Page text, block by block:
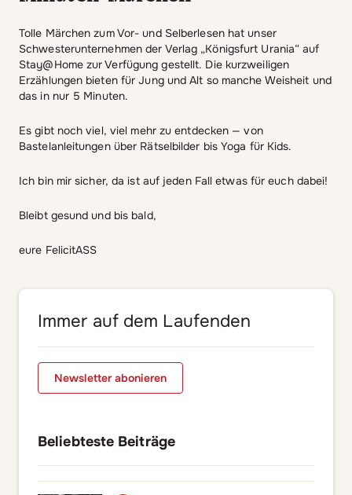
Tolle Märchen zum Vor- und Selberlesen hat unser
Schwesterunternehmen der Verlag „Königsfurt Urania“ auf
Stay@Home zur Verfügung gestellt. Die kurzweiligen
Erzählungen bieten für Jung und Alt so manche Weisheit und
das in nur 5 Minuten.
Es gibt noch viel, viel mehr zu entdecken — von
Bastelanleitungen über Rätselbilder bis Yoga für Kids.
Ich bin mir sicher, da ist auf jeden Fall etwas für euch dabei!
Bleibt gesund und bis bald,
eure FelicitASS
Immer auf dem Laufenden
Newsletter abonieren
Beliebteste Beiträge